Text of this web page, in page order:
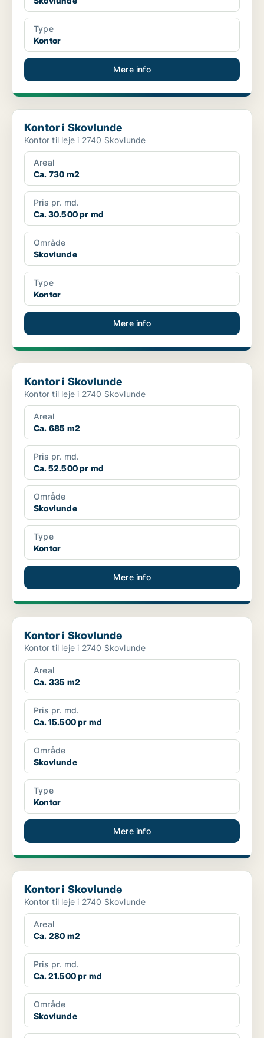
Type
Kontor
Mere info
Kontor i Skovlunde
Kontor i Skovlunde
Kontor til leje i 2740 Skovlunde
Areal
Ca. 730 m2
Pris pr. md.
Ca. 30.500 pr md
Område
Skovlunde
Type
Kontor
Mere info
Kontor i Skovlunde
Kontor i Skovlunde
Kontor til leje i 2740 Skovlunde
Areal
Ca. 685 m2
Pris pr. md.
Ca. 52.500 pr md
Område
Skovlunde
Type
Kontor
Mere info
Kontor i Skovlunde
Kontor i Skovlunde
Kontor til leje i 2740 Skovlunde
Areal
Ca. 335 m2
Pris pr. md.
Ca. 15.500 pr md
Område
Skovlunde
Type
Kontor
Mere info
Kontor i Skovlunde
Kontor i Skovlunde
Kontor til leje i 2740 Skovlunde
Areal
Ca. 280 m2
Pris pr. md.
Ca. 21.500 pr md
Område
Skovlunde